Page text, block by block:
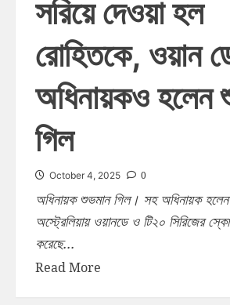
সরিয়ে দেওয়া হল
রোহিতকে, ওয়ান
অধিনায়কও হলেন
গিল
October 4, 2025 0
অধিনায়ক শুভমান গিল। সহ অধিনায়ক
অস্ট্রেলিয়ায় ওয়ানডে ও টি২০ সিরিজের
করেছে...
Read More